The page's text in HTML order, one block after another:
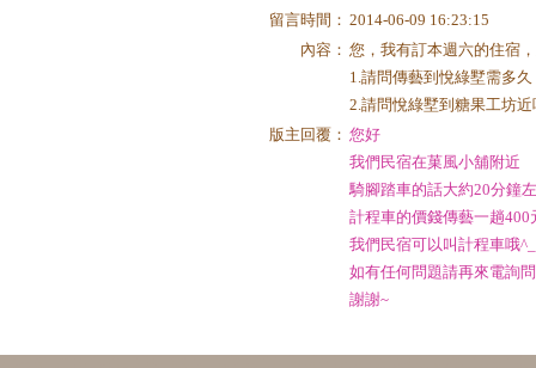
留言時間： 2014-06-09 16:23:15
內容： 您，我有訂本週六的住宿
1.請問傳藝到悅綠墅需多
2.請問悅綠墅到糖果工坊
版主回覆： 您好
我們民宿在菓風小舖附近
騎腳踏車的話大約20分鐘
計程車的價錢傳藝一趟400
我們民宿可以叫計程車哦
如有任何問題請再來電詢
謝謝~